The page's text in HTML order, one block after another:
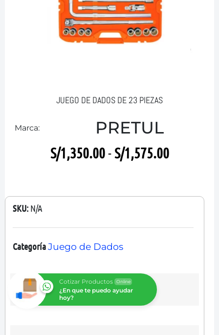
JUEGO DE DADOS DE 23 PIEZAS
Marca: PRETUL
S/1,350.00- S/1,575.00
SKU: N/A
CategoríaJuego de Dados
Cotizar Productos Online
¿En que te puedo ayudar
hoy?